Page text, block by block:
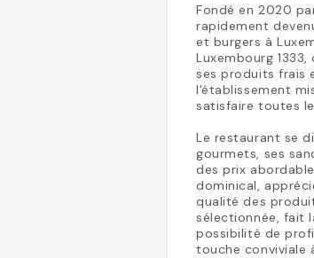
Fondé en 2020
rapidement
et burgers à
Luxembourg
ses produits frais
l'établissement
satisfaire toutes
Le restaurant se
gourmets, ses
des prix
dominical,
qualité des
sélectionnée, fait
possibilité de
touche conviviale